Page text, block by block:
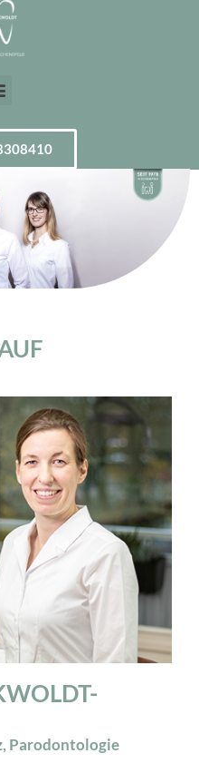
Parodontologie